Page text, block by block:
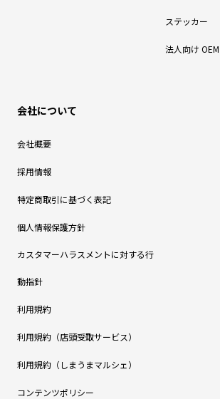
ステッカー
法人向け
会社について
会社概要
採用情報
特定商取引に基づく表記
個人情報保護方針
カスタマーハラスメントに対する行
動指針
利用規約
利用規約（店頭受取サービス）
利用規約（しまうまマルシェ）
コンテンツポリシー